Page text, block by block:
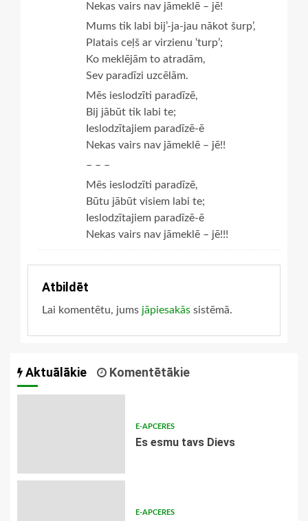
Nekas vairs nav jāmeklē – jē!
Mums tik labi bij’-ja-jau nākot šurp’,
Platais ceļš ar virzienu ‘turp’;
Ko meklējām to atradām,
Sev paradīzi uzcēlām.
Mēs ieslodzīti paradīzē,
Bij jābūt tik labi te;
Ieslodzītajiem paradīzē-ē
Nekas vairs nav jāmeklē – jē!!
– – –
Mēs ieslodzīti paradīzē,
Būtu jābūt visiem labi te;
Ieslodzītajiem paradīzē-ē
Nekas vairs nav jāmeklē – jē!!!
Atbildēt
Lai komentētu, jums jāpiesakās sistēmā.
Aktuālākie Komentētākie
E-APCERES
Es esmu tavs Dievs
E-APCERES